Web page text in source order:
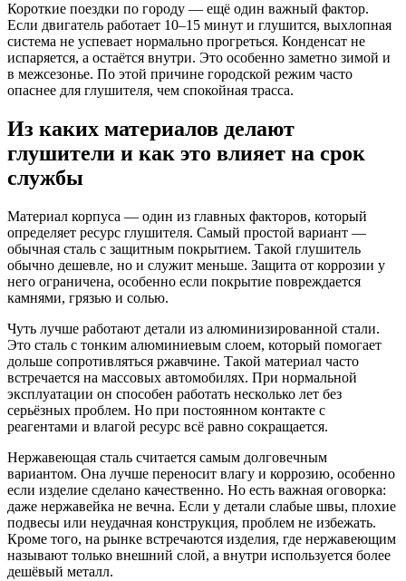
Короткие поездки по городу — ещё один важный фактор.
Если двигатель работает 10–15 минут и глушится, выхлопная
система не успевает нормально прогреться. Конденсат не
испаряется, а остаётся внутри. Это особенно заметно зимой и
в межсезонье. По этой причине городской режим часто
опаснее для глушителя, чем спокойная трасса.
Из каких материалов делают
глушители и как это влияет на срок
службы
Материал корпуса — один из главных факторов, который
определяет ресурс глушителя. Самый простой вариант —
обычная сталь с защитным покрытием. Такой глушитель
обычно дешевле, но и служит меньше. Защита от коррозии у
него ограничена, особенно если покрытие повреждается
камнями, грязью и солью.
Чуть лучше работают детали из алюминизированной стали.
Это сталь с тонким алюминиевым слоем, который помогает
дольше сопротивляться ржавчине. Такой материал часто
встречается на массовых автомобилях. При нормальной
эксплуатации он способен работать несколько лет без
серьёзных проблем. Но при постоянном контакте с
реагентами и влагой ресурс всё равно сокращается.
Нержавеющая сталь считается самым долговечным
вариантом. Она лучше переносит влагу и коррозию, особенно
если изделие сделано качественно. Но есть важная оговорка:
даже нержавейка не вечна. Если у детали слабые швы, плохие
подвесы или неудачная конструкция, проблем не избежать.
Кроме того, на рынке встречаются изделия, где нержавеющим
называют только внешний слой, а внутри используется более
дешёвый металл.